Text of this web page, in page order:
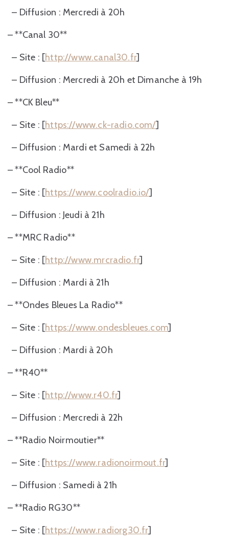
– Diffusion : Mercredi à 20h
– **Canal 30**
– Site : [http://www.canal30.fr]
– Diffusion : Mercredi à 20h et Dimanche à 19h
– **CK Bleu**
– Site : [https://www.ck-radio.com/]
– Diffusion : Mardi et Samedi à 22h
– **Cool Radio**
– Site : [https://www.coolradio.io/]
– Diffusion : Jeudi à 21h
– **MRC Radio**
– Site : [http://www.mrcradio.fr]
– Diffusion : Mardi à 21h
– **Ondes Bleues La Radio**
– Site : [https://www.ondesbleues.com]
– Diffusion : Mardi à 20h
– **R40**
– Site : [http://www.r40.fr]
– Diffusion : Mercredi à 22h
– **Radio Noirmoutier**
– Site : [https://www.radionoirmout.fr]
– Diffusion : Samedi à 21h
– **Radio RG30**
– Site : [https://www.radiorg30.fr]